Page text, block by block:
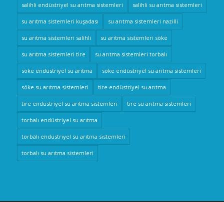
salihli endüstriyel su arıtma sistemleri salihli su arıtma sistemleri
su arıtma sistemleri kuşadası su arıtma sistemleri nazilli
su arıtma sistemleri salihli su arıtma sistemleri söke
su arıtma sistemleri tire su arıtma sistemleri torbalı
söke endüstriyel su arıtma söke endüstriyel su arıtma sistemleri
söke su arıtma sistemleri tire endüstriyel su arıtma
tire endüstriyel su arıtma sistemleri tire su arıtma sistemleri
torbalı endüstriyel su arıtma
torbalı endüstriyel su arıtma sistemleri
torbalı su arıtma sistemleri